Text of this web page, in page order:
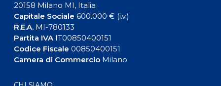
20158 Milano MI, Italia
Capitale Sociale 600.000 € (i.v.)
R.E.A.MI-780133
Partita IVAIT00850400151
Codice Fiscale 00850400151
Camera di CommercioMilano